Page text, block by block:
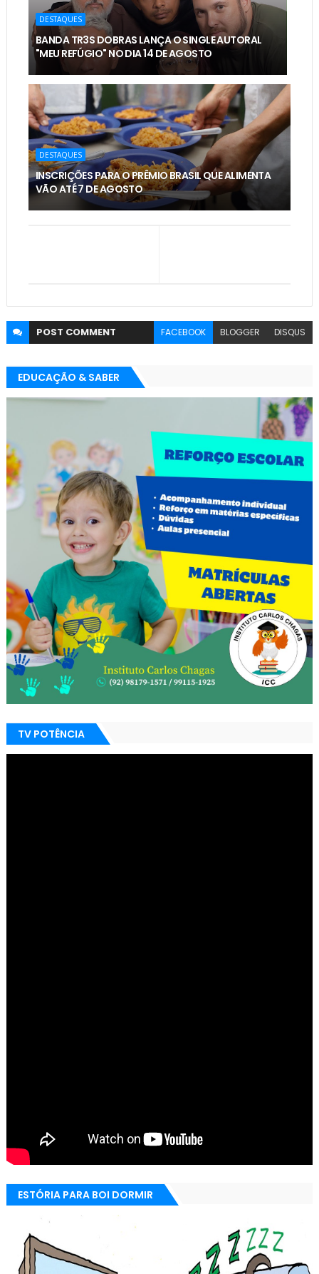
DESTAQUES
BANDA TR3S DOBRAS LANÇA O SINGLE AUTORAL
"MEU REFÚGIO" NO DIA 14 DE AGOSTO
DESTAQUES
INSCRIÇÕES PARA O PRÊMIO BRASIL QUE ALIMENTA
VÃO ATÉ 7 DE AGOSTO
POST COMMENT FACEBOOK BLOGGER DISQUS
EDUCAÇÃO & SABER
TV POTÊNCIA
ESTÓRIA PARA BOI DORMIR